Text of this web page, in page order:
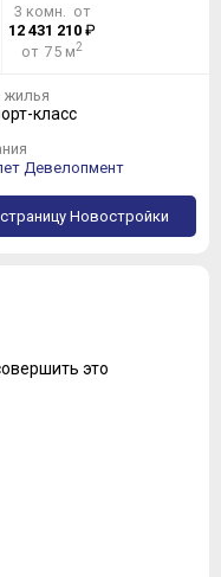
3 комн. от
12 431 210 ₽
от 75 м2
жилья
класс
Девелопмент
Новостройки
это